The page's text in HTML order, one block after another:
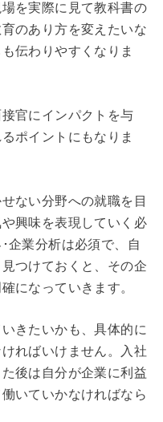
を実際に見て教科書の
のあり方を変えたいな
伝わりやすくなりま
官にインパクトを与
ポイントにもなりま
ない分野への就職を目
興味を表現していく必
企業分析は必須で、自
つけておくと、その企
になっていきます。
きたいかも、具体的に
ればいけません。入社
後は自分が企業に利益
いていかなければなら